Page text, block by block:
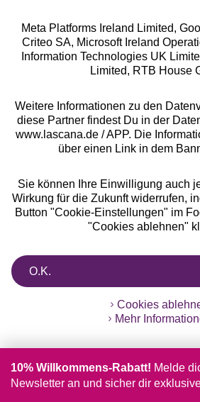
Unsere Apps
Gratis Versand ab50 €
°Punkte sammeln
Ratenkauf **
Services
Meta Platforms Ireland Limited,
Criteo SA, Microsoft Ireland
Information Technologies UK
Limited, RTB House
Weitere Informationen zu den
diese Partner findest Du in der
www.lascana.de / APP. Die
über einen Link in dem
Sie können Ihre Einwilligung auch
Wirkung für die Zukunft widerrufen,
Button "Cookie-Einstellungen" im
"Cookies ablehnen"
O.K.
Cookies
Mehr
10% Willkommens-Rabatt! Melde
Newsletter an und sicher dir